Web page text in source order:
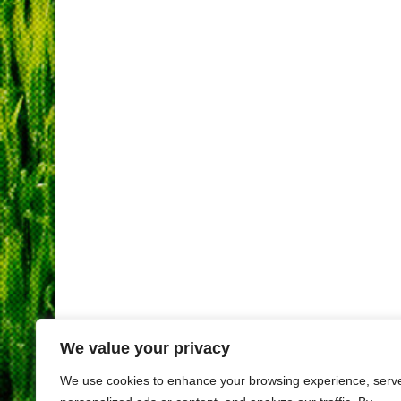
We value your privacy
We use cookies to enhance your browsing experience,